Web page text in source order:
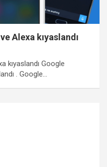
Alexa kıyaslandı
kıyaslandı Google
. Google…